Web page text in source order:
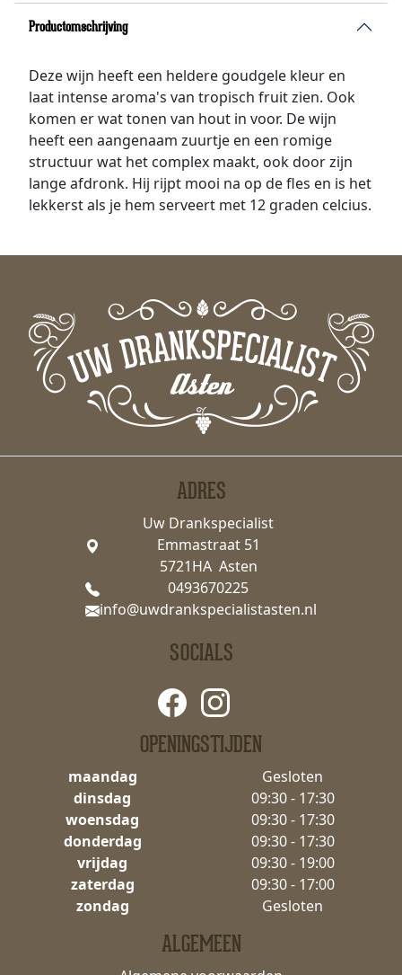
Productomschrijving
Deze wijn heeft een heldere goudgele kleur en
laat intense aroma's van tropisch fruit zien. Ook
komen er wat tonen van hout in voor. De wijn
heeft een aangenaam zuurtje en een romige
structuur wat het complex maakt, ook door zijn
lange afdronk. Hij rijpt mooi na op de fles en is het
lekkerst als je hem serveert met 12 graden celcius.
ADRES
Uw Drankspecialist
Emmastraat 51
5721HA Asten
0493670225
info@uwdrankspecialistasten.nl
OPENINGSTIJDEN
maandag
Gesloten
dinsdag
09:30 - 17:30
woensdag
09:30 - 17:30
donderdag
09:30 - 17:30
vrijdag
09:30 - 19:00
zaterdag
09:30 - 17:00
zondag
Gesloten
SOCIALS
ALGEMEEN